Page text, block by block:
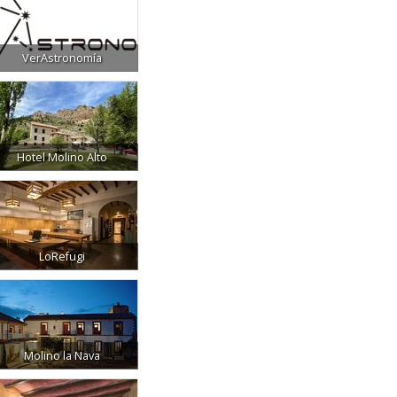
VerAstronomía
Hotel Molino Alto
LoRefugi
Molino la Nava